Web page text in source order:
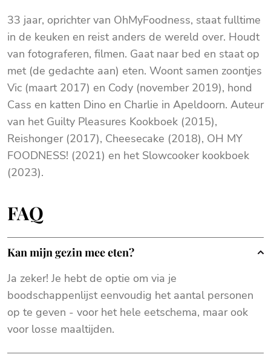
33 jaar, oprichter van OhMyFoodness, staat fulltime
in de keuken en reist anders de wereld over. Houdt
van fotograferen, filmen. Gaat naar bed en staat op
met (de gedachte aan) eten. Woont samen zoontjes
Vic (maart 2017) en Cody (november 2019), hond
Cass en katten Dino en Charlie in Apeldoorn. Auteur
van het Guilty Pleasures Kookboek (2015),
Reishonger (2017), Cheesecake (2018), OH MY
FOODNESS! (2021) en het Slowcooker kookboek
(2023).
FAQ
Kan mijn gezin mee eten?
Ja zeker! Je hebt de optie om via je
boodschappenlijst eenvoudig het aantal personen
op te geven - voor het hele eetschema, maar ook
voor losse maaltijden.